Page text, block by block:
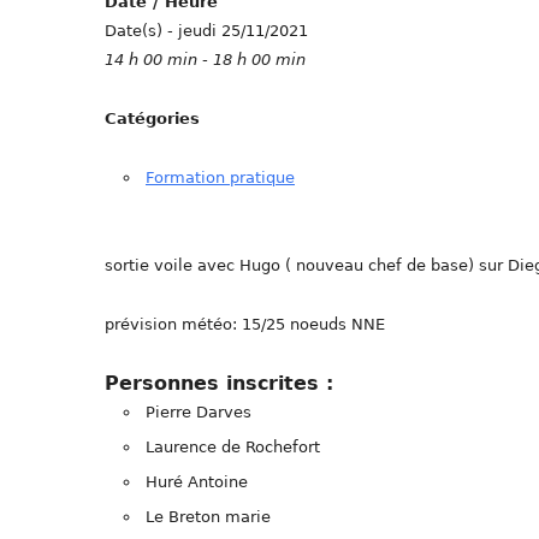
Date(s) - jeudi 25/11/2021
14 h 00 min - 18 h 00 min
Catégories
Formation pratique
sortie voile avec Hugo ( nouveau chef de base) sur
prévision météo: 15/25 noeuds NNE
Personnes inscrites :
Pierre Darves
Laurence de Rochefort
Huré Antoine
Le Breton marie